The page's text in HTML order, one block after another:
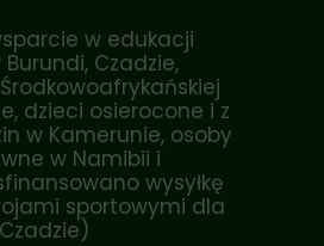
w edukacji
Czadzie,
dzieci osierocone i z
w Kamerunie, osoby
w Namibii i
wysyłkę
sportowymi dla